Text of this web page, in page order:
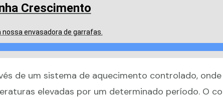
Crescimento
envasadora de garrafas.
de um sistema de aquecimento controlado, onde
elevadas por um determinado período. O